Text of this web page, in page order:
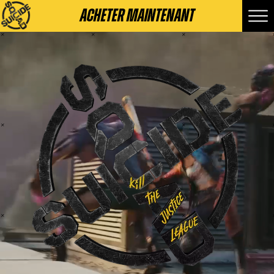
ACHETER MAINTENANT